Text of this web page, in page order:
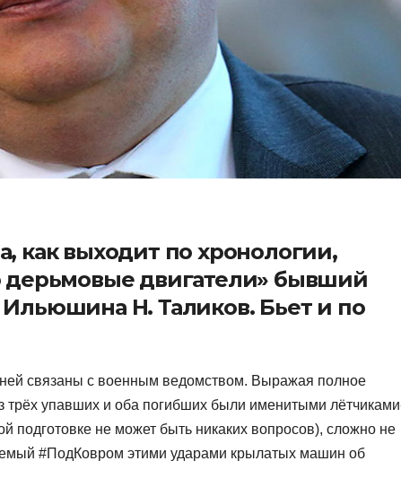
как выходит по хронологии,
дерьмовые двигатели» бывший
Н. Таликов. Бьет и по
связаны с военным ведомством. Выражая полное
трёх упавших и оба погибших были именитыми
подготовке не может быть никаких вопросов), сложно не
#ПодКовром этими ударами крылатых машин об